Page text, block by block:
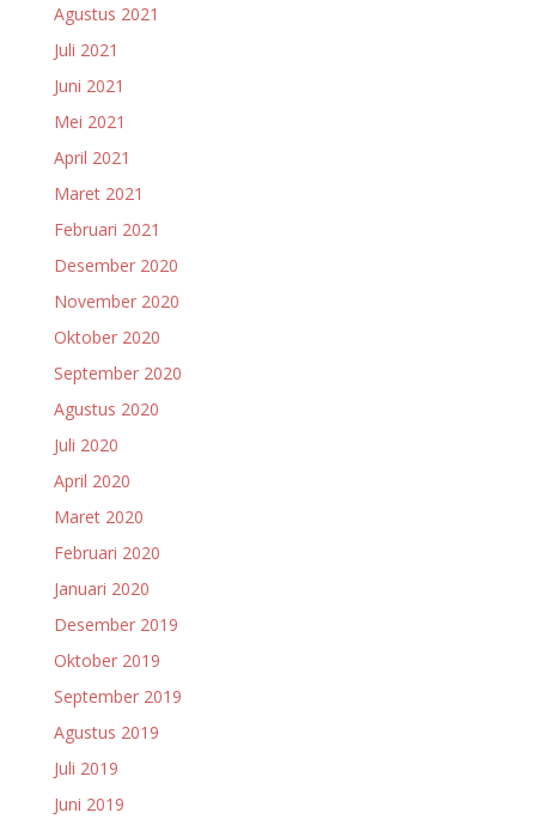
Agustus 2021
Juli 2021
Juni 2021
Mei 2021
April 2021
Maret 2021
Februari 2021
Desember 2020
November 2020
Oktober 2020
September 2020
Agustus 2020
Juli 2020
April 2020
Maret 2020
Februari 2020
Januari 2020
Desember 2019
Oktober 2019
September 2019
Agustus 2019
Juli 2019
Juni 2019